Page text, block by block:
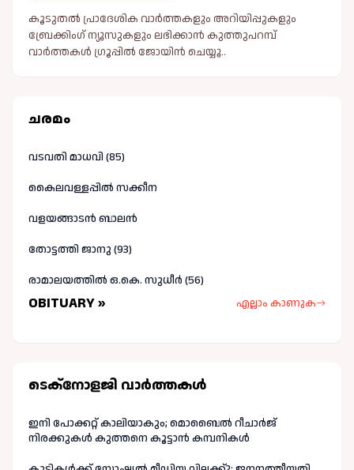
കൂടുതൽ പ്രാദേശിക വാർത്തകളും അറിയിപ്പുകളും
ബ്രേക്കിംഗ് ന്യൂസുകളും ലഭിക്കാൻ കുത്തുപറമ്പ്
വാർത്തകൾ ഗ്രൂപ്പിൽ ജോയിൻ ചെയ്യൂ..
ചരമം
വടവതി മാധവി (85)
കൈലവള്ളപ്പിൽ സക്കീന
വളയങ്ങാടൻ ബാലൻ
തോട്ടത്തി ജാനു (93)
രാമാലയത്തിൽ ഒ.കെ. സുധീർ (56)
OBITUARY » എല്ലാം കാണുക
ടെക്നോളജി വാർത്തകള്‍
ഇനി പോക്കറ്റ് കാലിയാകും; മൊബൈൽ റീചാർജ്
നിരക്കുകൾ കുത്തനെ കൂട്ടാൻ കമ്പനികൾ